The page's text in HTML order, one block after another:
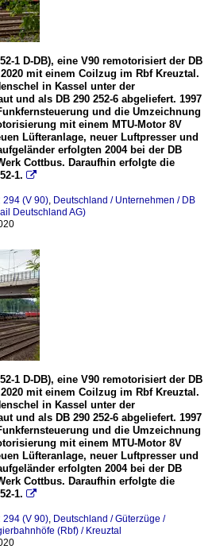
1 D-DB), eine V90 remotorisiert der DB
mit einem Coilzug im Rbf Kreuztal.
in Kassel unter der
und als DB 290 252-6 abgeliefert. 1997
und die Umzeichnung
mit einem MTU-Motor 8V
Lüfteranlage, neuer Luftpresser und
erfolgten 2004 bei der DB
Cottbus. Daraufhin erfolgte die
1. 
294 (V 90), Deutschland / Unternehmen / DB
Deutschland AG)
1 D-DB), eine V90 remotorisiert der DB
mit einem Coilzug im Rbf Kreuztal.
in Kassel unter der
und als DB 290 252-6 abgeliefert. 1997
und die Umzeichnung
mit einem MTU-Motor 8V
Lüfteranlage, neuer Luftpresser und
erfolgten 2004 bei der DB
Cottbus. Daraufhin erfolgte die
1. 
294 (V 90), Deutschland / Güterzüge /
(Rbf) / Kreuztal